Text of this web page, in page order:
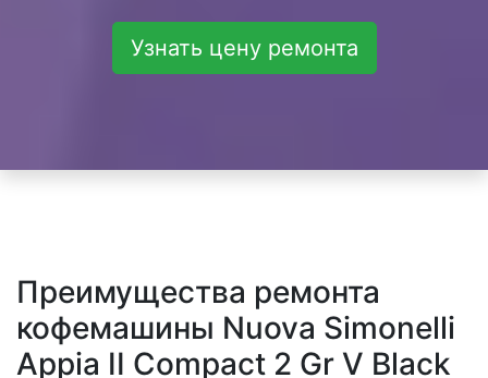
Узнать цену ремонта
Преимущества ремонта
кофемашины Nuova Simonelli
Appia II Compact 2 Gr V Black